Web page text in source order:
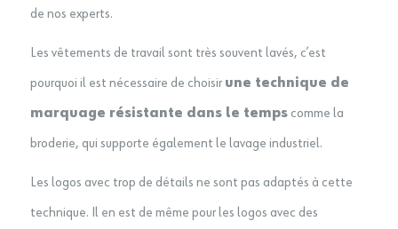
de nos experts.
Les vêtements de travail sont très souvent lavés, c’est
pourquoi il est nécessaire de choisir une technique de
marquage résistante dans le temps comme la
broderie, qui supporte également le lavage industriel.
Les logos avec trop de détails ne sont pas adaptés à cette
technique. Il en est de même pour les logos avec des